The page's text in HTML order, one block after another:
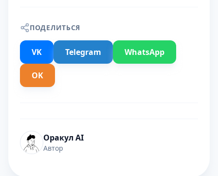
ПОДЕЛИТЬСЯ
VK Telegram WhatsApp
OK
Оракул AI
Автор